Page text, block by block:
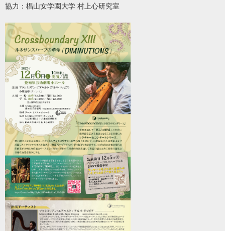
協力：椙山女学園大学 村上心研究室